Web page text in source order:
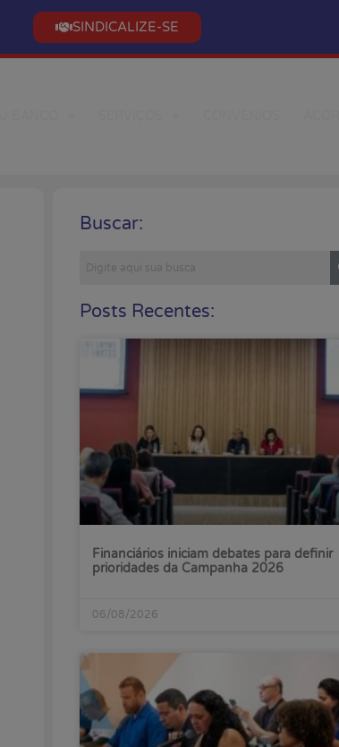
SINDICALIZE-SE
Buscar:
Posts Recentes:
Financiários iniciam debates para definir
prioridades da Campanha 2026
06/08/2026